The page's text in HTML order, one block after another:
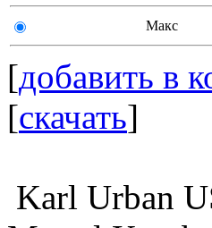
Макс
[добавить в
[скачать]
Karl Urban